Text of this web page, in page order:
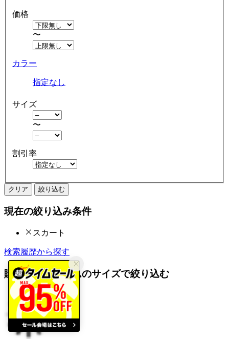
価格
〜
カラー
指定なし
サイズ
〜
割引率
クリア 絞り込む
現在の絞り込み条件
スカート
検索履歴から探す
購入済みアイテムのサイズで絞り込む